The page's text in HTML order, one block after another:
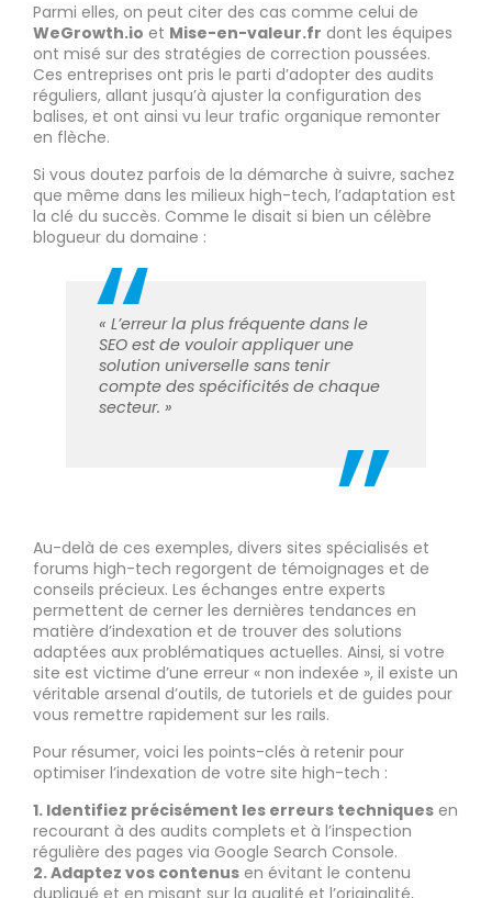
Parmi elles, on peut citer des cas comme celui de
WeGrowth.io et Mise-en-valeur.fr dont les équipes
ont misé sur des stratégies de correction poussées.
Ces entreprises ont pris le parti d’adopter des audits
réguliers, allant jusqu’à ajuster la configuration des
balises, et ont ainsi vu leur trafic organique remonter
en flèche.
Si vous doutez parfois de la démarche à suivre, sachez
que même dans les milieux high-tech, l’adaptation est
la clé du succès. Comme le disait si bien un célèbre
blogueur du domaine :
« L’erreur la plus fréquente dans le
SEO est de vouloir appliquer une
solution universelle sans tenir
compte des spécificités de chaque
secteur. »
Au-delà de ces exemples, divers sites spécialisés et
forums high-tech regorgent de témoignages et de
conseils précieux. Les échanges entre experts
permettent de cerner les dernières tendances en
matière d’indexation et de trouver des solutions
adaptées aux problématiques actuelles. Ainsi, si votre
site est victime d’une erreur « non indexée », il existe un
véritable arsenal d’outils, de tutoriels et de guides pour
vous remettre rapidement sur les rails.
Pour résumer, voici les points-clés à retenir pour
optimiser l’indexation de votre site high-tech :
1. Identifiez précisément les erreurs techniques en
recourant à des audits complets et à l’inspection
régulière des pages via Google Search Console.
2. Adaptez vos contenus en évitant le contenu